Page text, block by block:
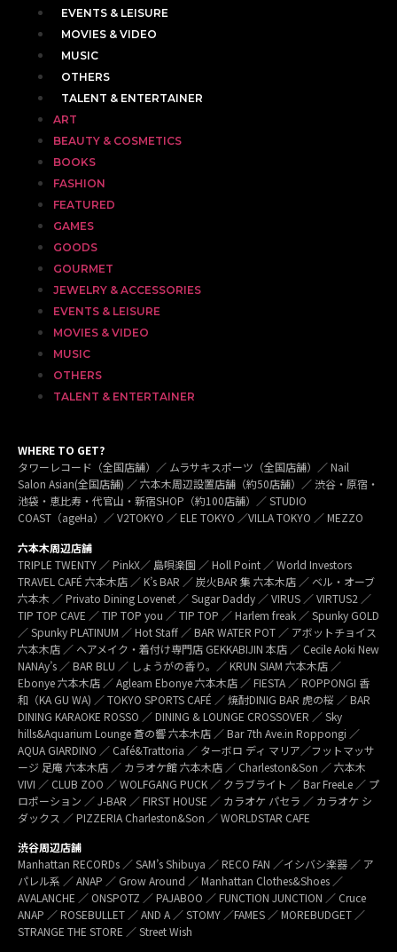
EVENTS & LEISURE
MOVIES & VIDEO
MUSIC
OTHERS
TALENT & ENTERTAINER
ART
BEAUTY & COSMETICS
BOOKS
FASHION
FEATURED
GAMES
GOODS
GOURMET
JEWELRY & ACCESSORIES
EVENTS & LEISURE
MOVIES & VIDEO
MUSIC
OTHERS
TALENT & ENTERTAINER
WHERE TO GET?
タワーレコード（全国店舗）／ ムラサキスポーツ（全国店舗）／ Nail
Salon Asian(全国店舗) ／ 六本木周辺設置店舗（約50店舗）／ 渋谷・原宿・
池袋・恵比寿・代官山・新宿SHOP（約100店舗）／ STUDIO
COAST（ageHa）／ V2TOKYO ／ ELE TOKYO ／VILLA TOKYO ／ MEZZO
六本木周辺店舗
TRIPLE TWENTY ／ PinkX／ 島唄楽園 ／ Holl Point ／ World Investors
TRAVEL CAFÉ 六本木店 ／ K’s BAR ／ 炭火BAR 集 六本木店 ／ ベル・オーブ
六本木 ／ Privato Dining Lovenet ／ Sugar Daddy ／ VIRUS ／ VIRTUS2 ／
TIP TOP CAVE ／ TIP TOP you ／ TIP TOP ／ Harlem freak ／ Spunky GOLD
／ Spunky PLATINUM ／ Hot Staff ／ BAR WATER POT ／ アボットチョイス
六本木店 ／ ヘアメイク・着付け専門店 GEKKABIJIN 本店 ／ Cecile Aoki New
NANAy’s ／ BAR BLU ／ しょうがの香り。／ KRUN SIAM 六本木店 ／
Ebonye 六本木店 ／ Agleam Ebonye 六本木店 ／ FIESTA ／ ROPPONGI 香
和（KA GU WA) ／ TOKYO SPORTS CAFÉ ／ 焼酎DINIG BAR 虎の桜 ／ BAR
DINING KARAOKE ROSSO ／ DINING & LOUNGE CROSSOVER ／ Sky
hills&Aquarium Lounge 蒼の響 六本木店 ／ Bar 7th Ave.in Roppongi ／
AQUA GIARDINO ／ Café&Trattoria ／ ターボロ ディ マリア／フットマッサ
ージ 足庵 六本木店 ／ カラオケ館 六本木店 ／ Charleston&Son ／ 六本木
VIVI ／ CLUB ZOO ／ WOLFGANG PUCK ／ クラブライト ／ Bar FreeLe ／ プ
ロポーション ／ J-BAR ／ FIRST HOUSE ／ カラオケ パセラ ／ カラオケ シ
ダックス ／ PIZZERIA Charleston&Son ／ WORLDSTAR CAFE
渋谷周辺店舗
Manhattan RECORDs ／ SAM’s Shibuya ／ RECO FAN ／イシバシ楽器 ／ ア
パレル系 ／ ANAP ／ Grow Around ／ Manhattan Clothes&Shoes ／
AVALANCHE ／ ONSPOTZ ／ PAJABOO ／ FUNCTION JUNCTION ／ Cruce
ANAP ／ ROSEBULLET ／ AND A ／ STOMY ／FAMES ／ MOREBUDGET ／
STRANGE THE STORE ／ Street Wish